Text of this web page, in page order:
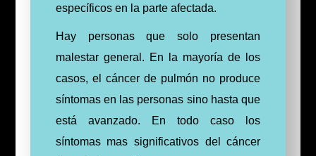
específicos en la parte afectada.
Hay personas que solo presentan
malestar general. En la mayoría de los
casos, el cáncer de pulmón no produce
síntomas en las personas sino hasta que
está avanzado. En todo caso los
síntomas mas significativos del cáncer